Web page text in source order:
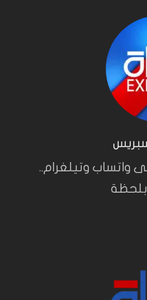
واتساب وتيلغرام..
بلحظة